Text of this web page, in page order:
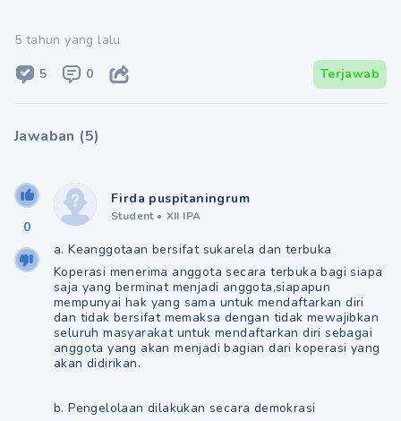
5 tahun yang lalu
5
0 Terjawab
Jawaban (5)
0
Firda puspitaningrum
Student • XII IPA
a. Keanggotaan bersifat sukarela dan terbuka
Koperasi menerima anggota secara terbuka bagi siapa
saja yang berminat menjadi anggota,siapapun
mempunyai hak yang sama untuk mendaftarkan diri
dan tidak bersifat memaksa dengan tidak mewajibkan
seluruh masyarakat untuk mendaftarkan diri sebagai
anggota yang akan menjadi bagian dari koperasi yang
akan didirikan.
b. Pengelolaan dilakukan secara demokrasi